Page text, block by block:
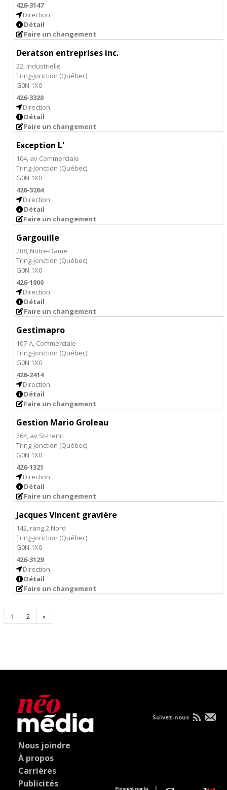
426-3147
Direction
Détail
Faire un changement
Deratson entreprises inc.
22, Industrielle
Tring-Jonction (Québec)
G0N 1X0
426-3320
Direction
Détail
Faire un changement
Exception L'
104, av Commerciale
Tring-Jonction (Québec)
G0N 1X0
426-3264
Direction
Détail
Faire un changement
Gargouille
288, Notre-Dame
Tring-Jonction (Québec)
G0N 1X0
426-1000
Direction
Détail
Faire un changement
Gestimapro
107-A, Commerciale
Tring-Jonction (Québec)
G0N 1X0
426-2414
Direction
Détail
Faire un changement
Gestion Mario Groleau
264, av St-Henri
Tring-Jonction (Québec)
G0N 1X0
426-1321
Direction
Détail
Faire un changement
Jacques Vincent gravière
142, rang 2 Nord
Tring-Jonction (Québec)
G0N 1X0
426-3129
Direction
Détail
Faire un changement
1 2 »
Nous joindre
À propos
Carrières
Publicités
Suivez-nous